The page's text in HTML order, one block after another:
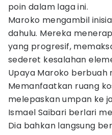
poin dalam laga ini.
Maroko mengambil
dahulu. Mereka
yang progresif,
sederet kesalahan
Upaya Maroko berbuah
Memanfaatkan ruang
melepaskan umpan ke
Ismael Saibari berlari
Dia bahkan langsung